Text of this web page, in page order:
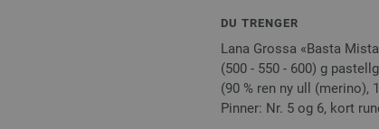
DU TRENGER
Lana Grossa «Basta
(500 - 550 - 600) g
(90 % ren ny ull (merino),
Pinner: Nr. 5 og 6, kort